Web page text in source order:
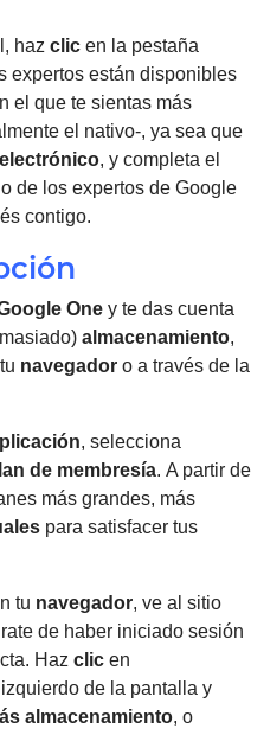
haz clic en la pestaña
expertos están disponibles
el que te sientas más
el nativo-, ya sea que
, y completa el
de los expertos de Google
contigo.
One y te das cuenta
almacenamiento,
navegador o a través de la
, selecciona
de membresía. A partir de
más grandes, más
para satisfacer tus
tu navegador, ve al sitio
de haber iniciado sesión
Haz clic en
de la pantalla y
almacenamiento, o